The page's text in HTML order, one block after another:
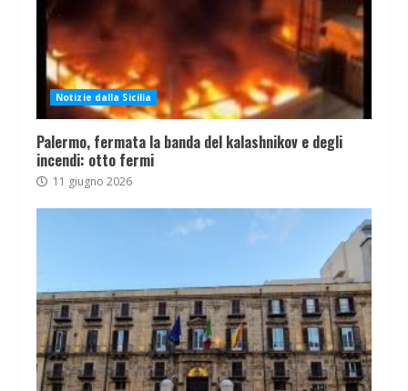
Notizie dalla Sicilia
Palermo, fermata la banda del kalashnikov e degli
incendi: otto fermi
11 giugno 2026